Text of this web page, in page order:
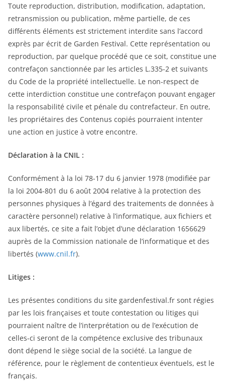
Toute reproduction, distribution, modification, adaptation,
retransmission ou publication, même partielle, de ces
différents éléments est strictement interdite sans l’accord
exprès par écrit de Garden Festival. Cette représentation ou
reproduction, par quelque procédé que ce soit, constitue une
contrefaçon sanctionnée par les articles L.335-2 et suivants
du Code de la propriété intellectuelle. Le non-respect de
cette interdiction constitue une contrefaçon pouvant engager
la responsabilité civile et pénale du contrefacteur. En outre,
les propriétaires des Contenus copiés pourraient intenter
une action en justice à votre encontre.
Déclaration à la CNIL :
Conformément à la loi 78-17 du 6 janvier 1978 (modifiée par
la loi 2004-801 du 6 août 2004 relative à la protection des
personnes physiques à l’égard des traitements de données à
caractère personnel) relative à l’informatique, aux fichiers et
aux libertés, ce site a fait l’objet d’une déclaration 1656629
auprès de la Commission nationale de l’informatique et des
libertés (www.cnil.fr).
Litiges :
Les présentes conditions du site gardenfestival.fr sont régies
par les lois françaises et toute contestation ou litiges qui
pourraient naître de l’interprétation ou de l’exécution de
celles-ci seront de la compétence exclusive des tribunaux
dont dépend le siège social de la société. La langue de
référence, pour le règlement de contentieux éventuels, est le
français.